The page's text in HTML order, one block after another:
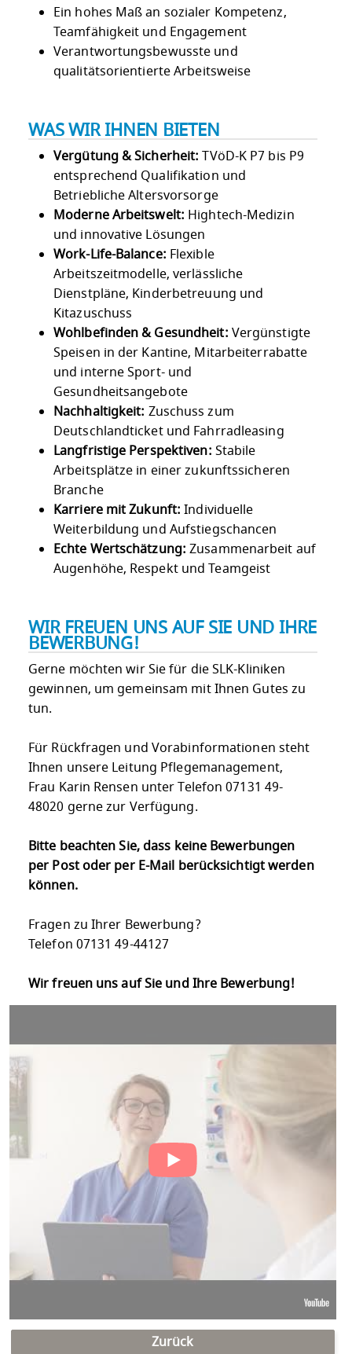
Ein hohes Maß an sozialer Kompetenz,
Teamfähigkeit und Engagement
Verantwortungsbewusste und
qualitätsorientierte Arbeitsweise
WAS WIR IHNEN BIETEN
Vergütung & Sicherheit: TVöD-K P7 bis P9
entsprechend Qualifikation und
Betriebliche Altersvorsorge
Moderne Arbeitswelt: Hightech-Medizin
und innovative Lösungen
Work-Life-Balance: Flexible
Arbeitszeitmodelle, verlässliche
Dienstpläne, Kinderbetreuung und
Kitazuschuss
Wohlbefinden & Gesundheit: Vergünstigte
Speisen in der Kantine, Mitarbeiterrabatte
und interne Sport- und
Gesundheitsangebote
Nachhaltigkeit: Zuschuss zum
Deutschlandticket und Fahrradleasing
Langfristige Perspektiven: Stabile
Arbeitsplätze in einer zukunftssicheren
Branche
Karriere mit Zukunft: Individuelle
Weiterbildung und Aufstiegschancen
Echte Wertschätzung: Zusammenarbeit auf
Augenhöhe, Respekt und Teamgeist
WIR FREUEN UNS AUF SIE UND IHRE
BEWERBUNG!
Gerne möchten wir Sie für die SLK-Kliniken
gewinnen, um gemeinsam mit Ihnen Gutes zu
tun.
Für Rückfragen und Vorabinformationen steht
Ihnen unsere Leitung Pflegemanagement,
Frau Karin Rensen unter Telefon 07131 49-
48020 gerne zur Verfügung.
Bitte beachten Sie, dass keine Bewerbungen
per Post oder per E-Mail berücksichtigt werden
können.
Fragen zu Ihrer Bewerbung?
Telefon 07131 49-44127
Wir freuen uns auf Sie und Ihre Bewerbung!
Zurück